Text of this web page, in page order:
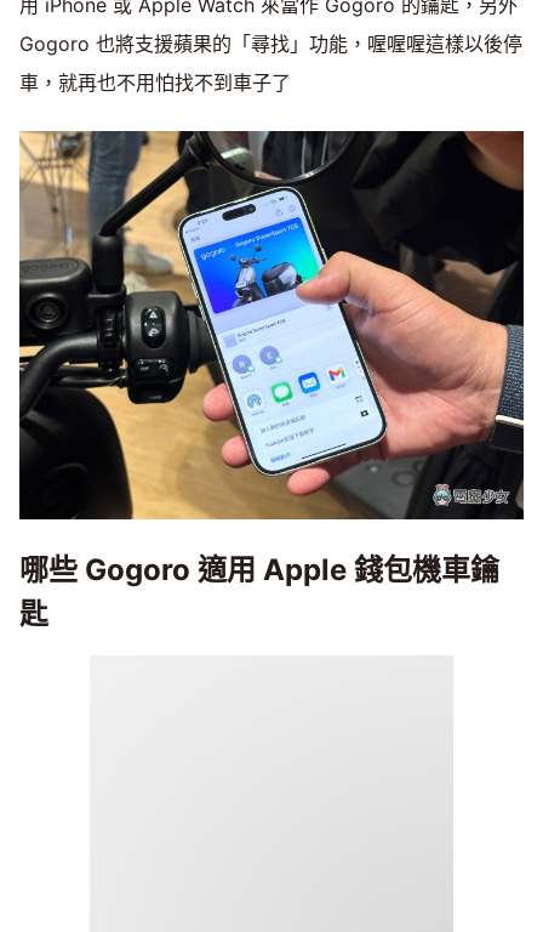
用 iPhone 或 Apple Watch 來當作 Gogoro 的鑰匙，另外
Gogoro 也將支援蘋果的「尋找」功能，喔喔喔這樣以後停
車，就再也不用怕找不到車子了
哪些 Gogoro 適用 Apple 錢包機車鑰
匙